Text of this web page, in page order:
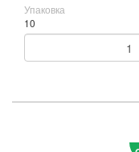
Упаковка
10